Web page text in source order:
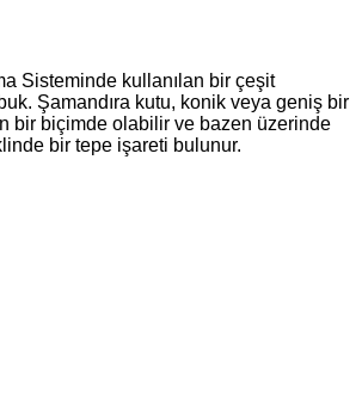
Sisteminde kullanılan bir çeşit
Şamandıra kutu, konik veya geniş bir
bir biçimde olabilir ve bazen üzerinde
bir tepe işareti bulunur.